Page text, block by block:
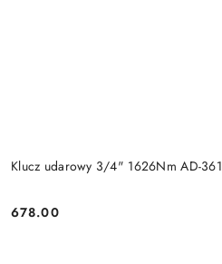
Klucz udarowy 3/4" 1626Nm AD-361
Cena:
678.00